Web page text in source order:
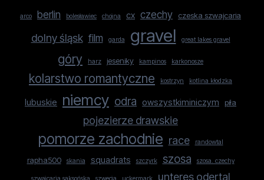
arco berlin bolesławiec chojna cx czechy czeska szwajcaria
dolny śląsk film garda gravel great lakes gravel
góry harz jeseniky kampinos karkonosze
kolarstwo romantyczne kostrzyn kotlina kłodzka
lubuskie niemcy odra owszystkiminiczym piła
pojezierze drawskie
pomorze zachodnie race randowtal
rapha500 skania squadrats szczyrk szosa szosa. czechy
unteres odertal